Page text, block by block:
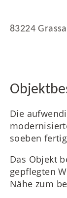
83224
Die
soeben
Das Objekt
gepflegten
Nähe zum